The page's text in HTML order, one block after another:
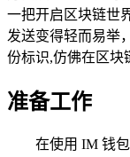
一把开启区块链世
发送变得轻而易举
份标识,仿佛在区块
准备工作
在使用 IM 钱